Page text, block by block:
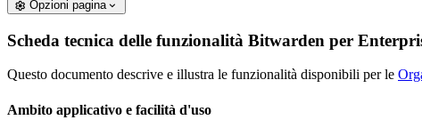
Opzioni pagina
Scheda tecnica delle funzionalità Bitwarden per
Questo documento descrive e illustra le funzionalità disponibili per le
Ambito applicativo e facilità d'uso